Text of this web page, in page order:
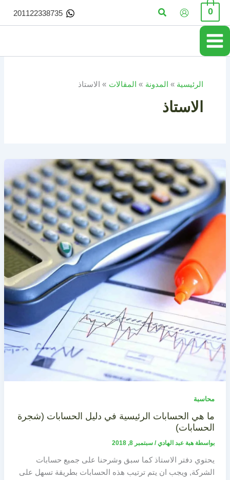
تخطي
المحتوى
0 البحث 201122338735
الرئيسية المدونة المقالات الاستاذ
الاستاذ
محاسبة
ما هي الحسابات الرئيسية في دليل الحسابات (شجرة
الحسابات)
بواسطة هبة عبد الهادي/ سبتمبر 8, 2018
يحتوي دفتر الاستاذ كما سبق وشرحنا على جميع حسابات
الشركة, ويجب ان يتم ترتيب هذه الحسابات بطريقة تسهل على